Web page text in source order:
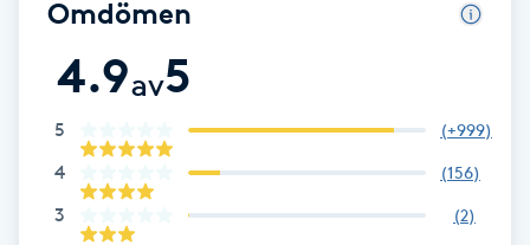
Fotsvamp
Fotvård
Fransborttagning
Omdömen
4.9av5
5 (+999)
4 (156)
3 (2)